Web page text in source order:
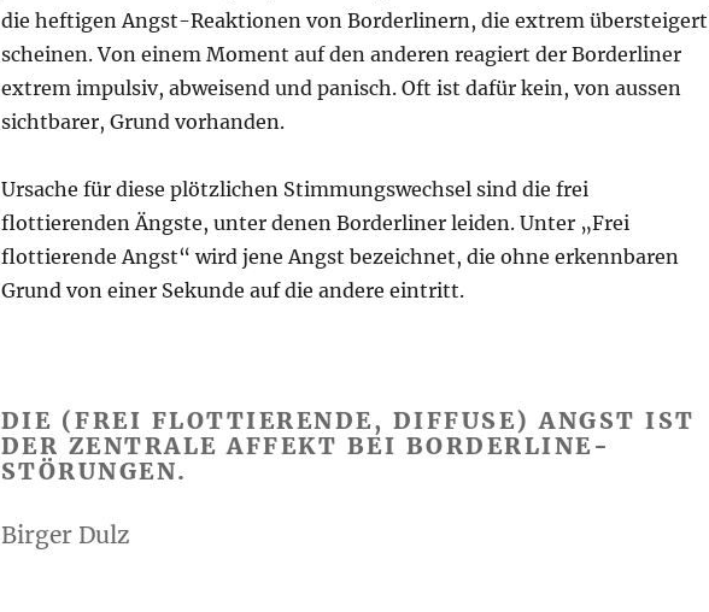
die heftigen Angst-Reaktionen von Borderlinern, die extrem übersteigert
scheinen. Von einem Moment auf den anderen reagiert der Borderliner
extrem impulsiv, abweisend und panisch. Oft ist dafür kein, von aussen
sichtbarer, Grund vorhanden.
Ursache für diese plötzlichen Stimmungswechsel sind die frei
flottierenden Ängste, unter denen Borderliner leiden. Unter „Frei
flottierende Angst“ wird jene Angst bezeichnet, die ohne erkennbaren
Grund von einer Sekunde auf die andere eintritt.
DIE (FREI FLOTTIERENDE, DIFFUSE) ANGST IST
DER ZENTRALE AFFEKT BEI BORDERLINE-
STÖRUNGEN.
Birger Dulz